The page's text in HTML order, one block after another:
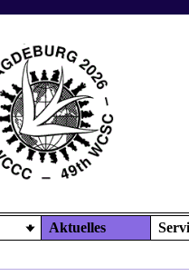
Aktuelles